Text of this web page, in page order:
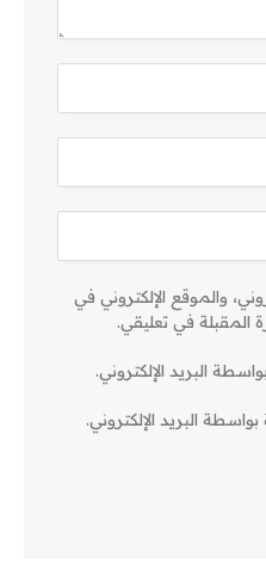
والموقع الإلكتروني في
المقبلة في تعليقي.
البريد الإلكتروني.
البريد الإلكتروني.